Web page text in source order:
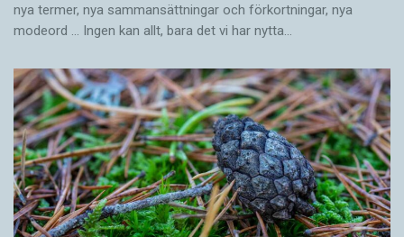
nya termer, nya samman­sättningar och förkortningar, nya
modeord … Ingen kan allt, bara det vi har nytta…